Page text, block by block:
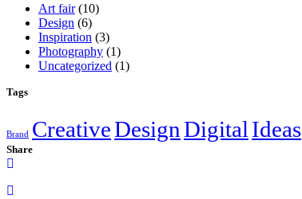
Art fair(10)
Design (6)
Inspiration (3)
Photography (1)
Uncategorized (1)
Tags
Brand CreativeDesignDigital Ideas
Share